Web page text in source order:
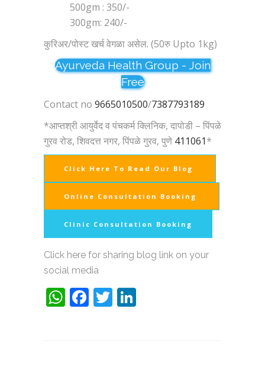
500gm : 350/-
300gm: 240/-
कुरिअर/पोस्ट खर्च वेगळा असेल. (50रु Upto 1kg)
Ayurveda Health Group - Join
Free
Contact no 9665010500/7387793189
*आप्तश्री आयुर्वेद व पंचकर्म क्लिनिक, दापोडी – पिंपळे
गुरव रोड, शिवदत्त नगर, पिंपळे गुरव, पुणे 411061*
Click Here To Read Our Blog
Online Consultation Booking
Clinic Consultation Booking
Click here for sharing blog link on your
social media
WhatsApp
Facebook
Twitter